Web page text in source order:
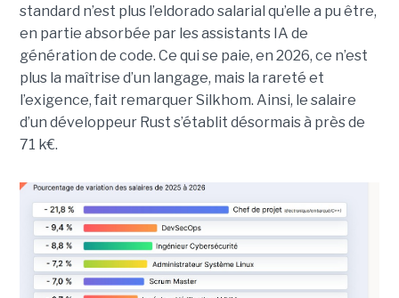
standard n’est plus l’eldorado salarial qu’elle a pu être,
en partie absorbée par les assistants IA de
génération de code. Ce qui se paie, en 2026, ce n’est
plus la maîtrise d’un langage, mais la rareté et
l’exigence, fait remarquer Silkhom. Ainsi, le salaire
d’un développeur Rust s’établit désormais à près de
71 k€.